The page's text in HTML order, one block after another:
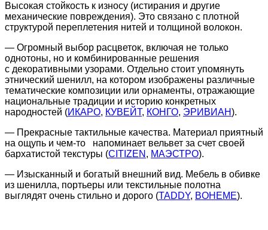
Высокая стойкость к износу (истирания и другие
механические повреждения). Это связано с плотной
структурой переплетения нитей и толщиной волокон.
— Огромный выбор расцветок, включая не только
однотоны, но и комбинированные решения
с декоративными узорами. Отдельно стоит упомянуть
этнический шенилл, на котором изображены различные
тематические композиции или орнаменты, отражающие
национальные традиции и историю конкретных
народностей (ИКАРО, КУВЕЙТ, КОНГО, ЭРИВИАН).
— Прекрасные тактильные качества. Материал приятный
на ощупь и чем-то
напоминает вельвет за счет своей
бархатистой текстуры (CITIZEN , МАЭСТРО).
— Изысканный и богатый внешний вид. Мебель в обивке
из шенилла, портьеры или текстильные полотна
выглядят очень стильно и дорого (TADDY, BOHEME).